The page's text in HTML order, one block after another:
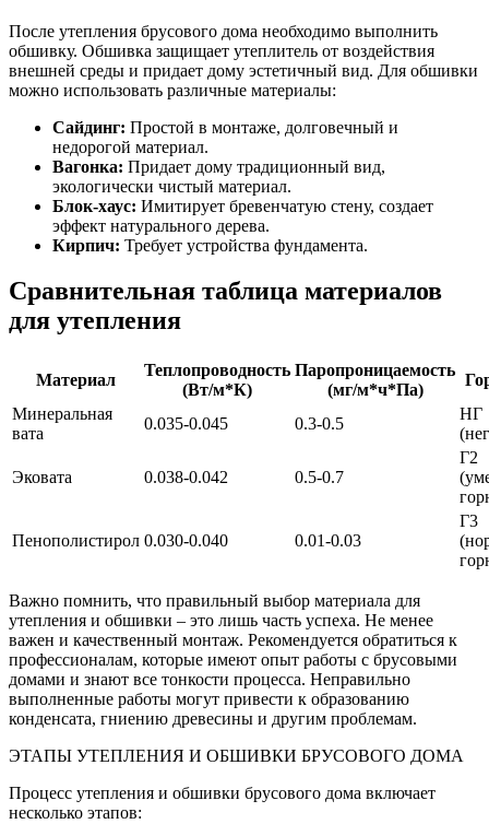
После утепления брусового дома необходимо выполнить
обшивку. Обшивка защищает утеплитель от воздействия
внешней среды и придает дому эстетичный вид. Для обшивки
можно использовать различные материалы:
Сайдинг: Простой в монтаже, долговечный и
недорогой материал.
Вагонка: Придает дому традиционный вид,
экологически чистый материал.
Блок-хаус: Имитирует бревенчатую стену, создает
эффект натурального дерева.
Кирпич: Требует устройства фундамента.
Сравнительная таблица материалов
для утепления
Материал
Теплопроводность
(Вт/м*К)
Паропроницаемость
(мг/м*ч*Па)
Минеральная
вата
0.035-0.045 0.3-0.5
НГ
Эковата 0.038-0.042 0.5-0.7
Г2
Пенополистирол 0.030-0.040 0.01-0.03
Г3
Важно помнить, что правильный выбор материала для
утепления и обшивки – это лишь часть успеха. Не менее
важен и качественный монтаж. Рекомендуется обратиться к
профессионалам, которые имеют опыт работы с брусовыми
домами и знают все тонкости процесса. Неправильно
выполненные работы могут привести к образованию
конденсата, гниению древесины и другим проблемам.
ЭТАПЫ УТЕПЛЕНИЯ И ОБШИВКИ БРУСОВОГО ДОМА
Процесс утепления и обшивки брусового дома включает
несколько этапов: